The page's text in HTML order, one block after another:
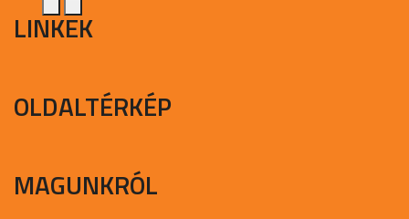
LINKEK
OLDALTÉRKÉP
MAGUNKRÓL